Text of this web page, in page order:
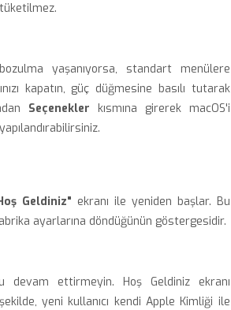
yaşanıyorsa, standart menülere
kapatın, güç düğmesine basılı tutarak
Seçenekler kısmına girerek macOS'i
Geldiniz" ekranı ile yeniden başlar. Bu
ayarlarına döndüğünün göstergesidir.
devam ettirmeyin. Hoş Geldiniz ekranı
yeni kullanıcı kendi Apple Kimliği ile